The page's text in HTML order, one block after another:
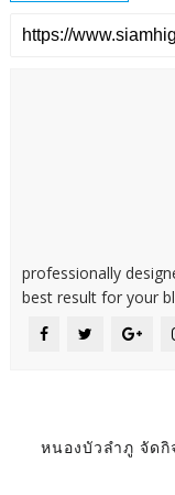
professionally
best result for your
หนองบัวลำภู จัดกิ